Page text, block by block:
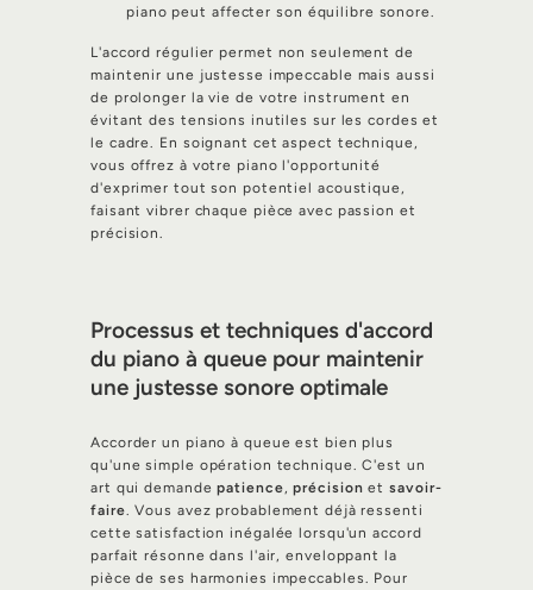
piano peut affecter son équilibre sonore.
L'accord régulier permet non seulement de
maintenir une justesse impeccable mais aussi
de prolonger la vie de votre instrument en
évitant des tensions inutiles sur les cordes et
le cadre. En soignant cet aspect technique,
vous offrez à votre piano l'opportunité
d'exprimer tout son potentiel acoustique,
faisant vibrer chaque pièce avec passion et
précision.
Processus et techniques d'accord
du piano à queue pour maintenir
une justesse sonore optimale
Accorder un piano à queue est bien plus
qu'une simple opération technique. C'est un
art qui demandepatience,précision etsavoir-
faire. Vous avez probablement déjà ressenti
cette satisfaction inégalée lorsqu'un accord
parfait résonne dans l'air, enveloppant la
pièce de ses harmonies impeccables. Pour